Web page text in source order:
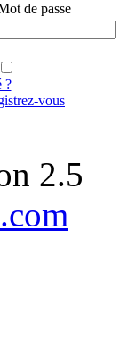
de passe
?
vous
2.5